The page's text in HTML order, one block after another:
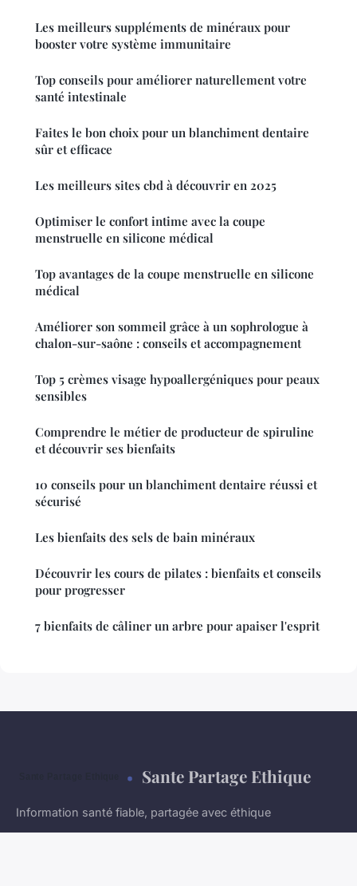
Les meilleurs suppléments de minéraux pour
booster votre système immunitaire
Top conseils pour améliorer naturellement votre
santé intestinale
Faites le bon choix pour un blanchiment dentaire
sûr et efficace
Les meilleurs sites cbd à découvrir en 2025
Optimiser le confort intime avec la coupe
menstruelle en silicone médical
Top avantages de la coupe menstruelle en silicone
médical
Améliorer son sommeil grâce à un sophrologue à
chalon-sur-saône : conseils et accompagnement
Top 5 crèmes visage hypoallergéniques pour peaux
sensibles
Comprendre le métier de producteur de spiruline
et découvrir ses bienfaits
10 conseils pour un blanchiment dentaire réussi et
sécurisé
Les bienfaits des sels de bain minéraux
Découvrir les cours de pilates : bienfaits et conseils
pour progresser
7 bienfaits de câliner un arbre pour apaiser l'esprit
Sante Partage Ethique
Information santé fiable, partagée avec éthique